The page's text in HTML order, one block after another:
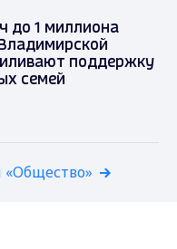
до 1 миллиона
поддержку
семей
«Общество»